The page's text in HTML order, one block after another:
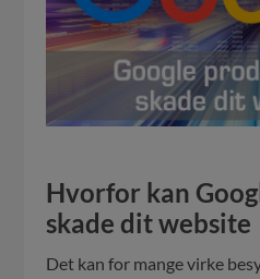
Hvorfor kan
skade dit website
Det kan for mange virke